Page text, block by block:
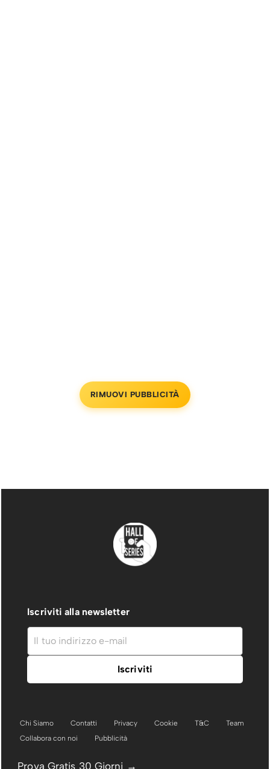
RIMUOVI PUBBLICITÀ
Iscriviti alla newsletter
Chi Siamo Contatti Privacy Cookie T&C
Team
Collabora con noi
Pubblicità
Prova Gratis 30 Giorni →